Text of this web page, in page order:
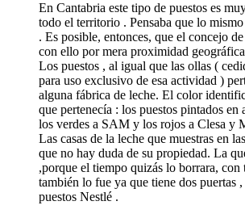
En Cantabria este tipo de puestos es
todo el territorio . Pensaba que lo
. Es posible, entonces, que el concejo
con ello por mera proximidad
Los puestos , al igual que las ollas (
para uso exclusivo de esa actividad )
alguna fábrica de leche. El color
que pertenecía : los puestos pintados en
los verdes a SAM y los rojos a Clesa y
Las casas de la leche que muestras en
que no hay duda de su propiedad. La
,porque el tiempo quizás lo borrara, con
también lo fue ya que tiene dos puertas
puestos Nestlé .